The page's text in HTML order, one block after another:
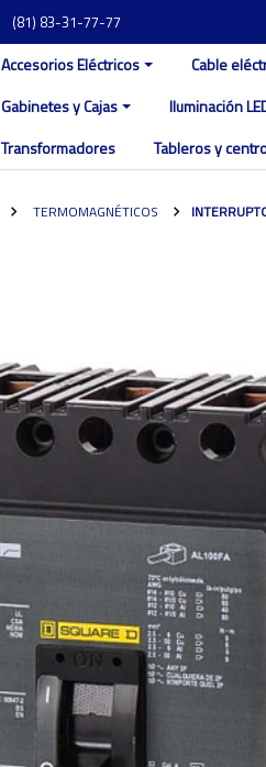
(81) 83-31-77-77
Accesorios Eléctricos Cable
Gabinetes y Cajas
Iluminación
Transformadores
Tableros y
TERMOMAGNÉTICOS